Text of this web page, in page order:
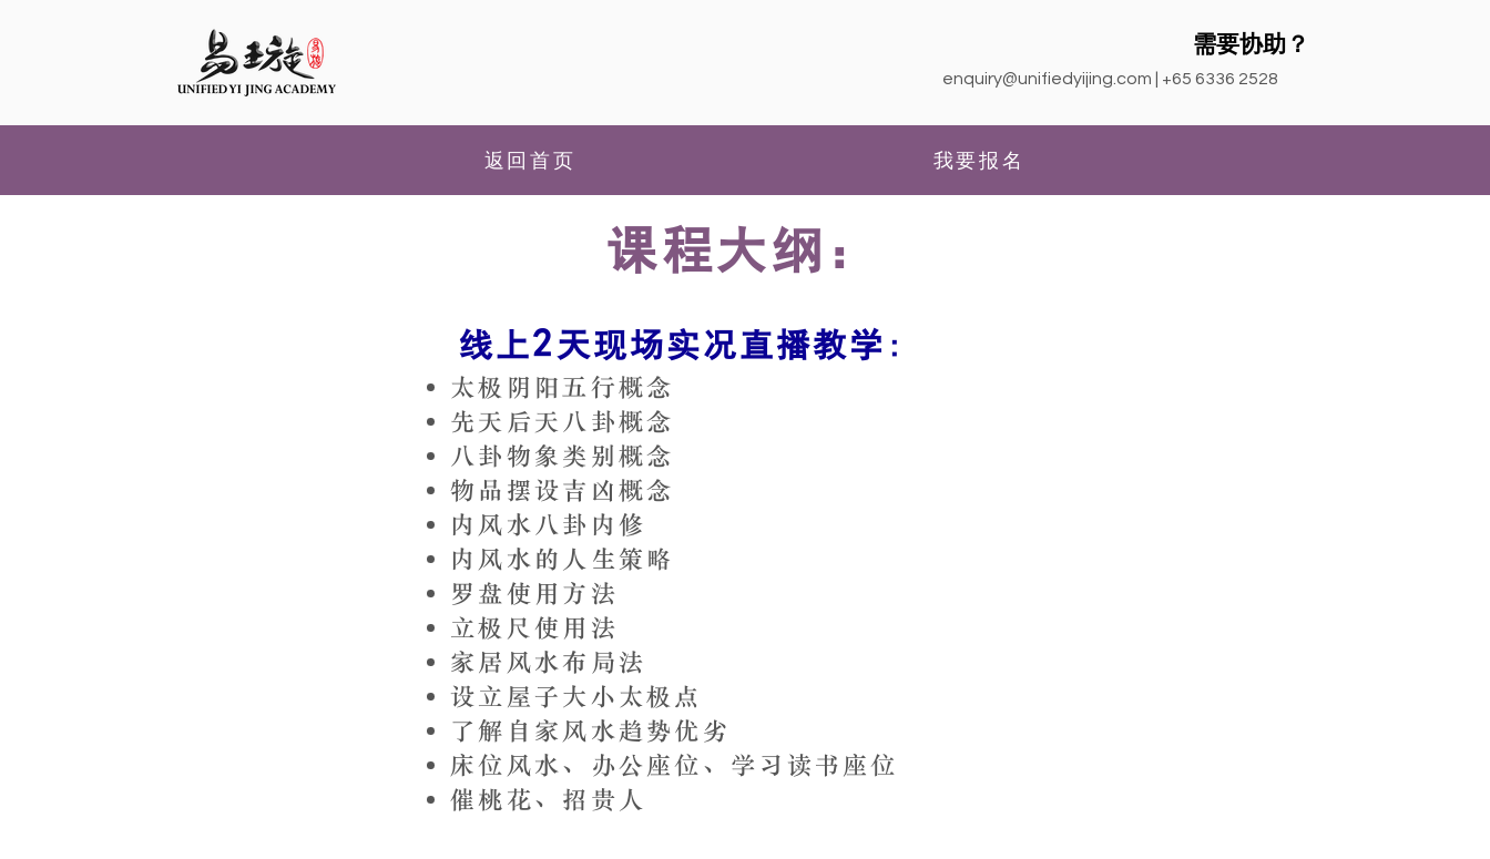
需要协助？
enquiry@unifiedyijing.com | +65 6336 2528
返回首页 我要报名
课程大纲：
线上2 天现场实况直播教学:
太极阴阳五行概念
先天后天八卦概念
八卦物象类别概念
物品摆设吉凶概念
内风水八卦内修
​内风水的人生策略
罗盘使用方法
立极尺使用法
家居风水布局法
设立屋子大小太极点
了解自家风水趋势优劣
床位风水、办公座位、学习读书座位
催桃花、招贵人